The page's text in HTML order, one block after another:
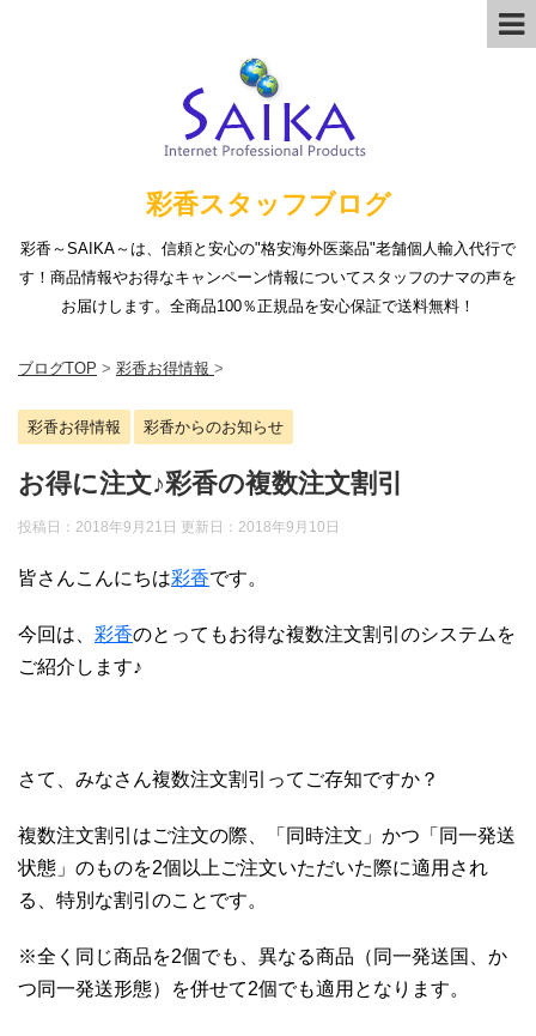
彩香スタッフブログ
彩香～SAIKA～は、信頼と安心の"格安海外医薬品"老舗個人輸入代行で
す！商品情報やお得なキャンペーン情報についてスタッフのナマの声を
お届けします。全商品100％正規品を安心保証で送料無料！
ブログTOP > 彩香お得情報 >
彩香お得情報 彩香からのお知らせ
お得に注文♪彩香の複数注文割引
投稿日：2018年9月21日 更新日： 2018年9月10日
皆さんこんにちは彩香です。
今回は、 彩香のとってもお得な複数注文割引のシステムを
ご紹介します♪
さて、みなさん複数注文割引ってご存知ですか？
複数注文割引はご注文の際、「同時注文」かつ「同一発送
状態」のものを2個以上ご注文いただいた際に適用され
る、特別な割引のことです。
※全く同じ商品を2個でも、異なる商品（同一発送国、か
つ同一発送形態）を併せて2個でも適用となります。